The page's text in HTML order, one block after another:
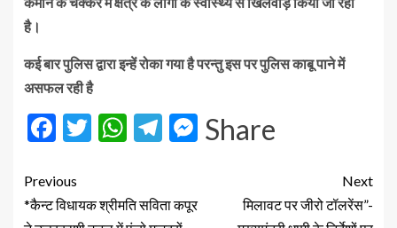
है।
कई बार पुलिस द्वारा इन्हें रोका गया है परन्तु इस पर पुलिस काबू पाने में
असफल रही है
Facebook
Twitter
WhatsApp
Telegram
Messenger
Share
Previous
*कैन्ट विधायक श्रीमति सविता कपूर
Next
मिलावट पर जीरो टॉलरेंस”-